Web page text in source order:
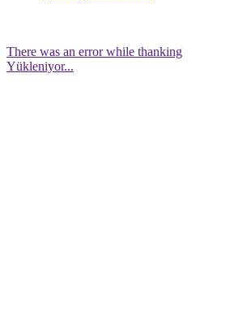
There was an error while thanking
Yükleniyor...